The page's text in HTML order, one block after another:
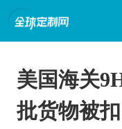
美国海关
批货物被